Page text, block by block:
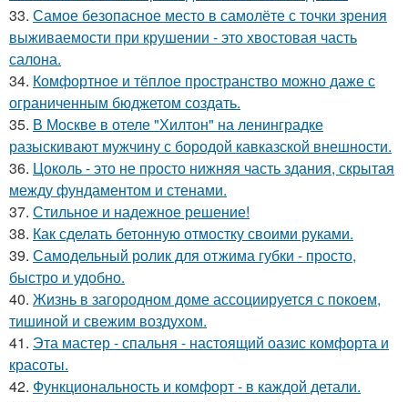
33. Самое безопасное место в самолёте с точки зрения
выживаемости при крушении - это хвостовая часть
салона.
34. Комфортное и тёплое пространство можно даже с
ограниченным бюджетом создать.
35. В Москве в отеле "Хилтон" на ленинградке
разыскивают мужчину с бородой кавказской внешности.
36. Цоколь - это не просто нижняя часть здания, скрытая
между фундаментом и стенами.
37. Стильное и надежное решение!
38. Как сделать бетонную отмостку своими руками.
39. Самодельный ролик для отжима губки - просто,
быстро и удобно.
40. Жизнь в загородном доме ассоциируется с покоем,
тишиной и свежим воздухом.
41. Эта мастер - спальня - настоящий оазис комфорта и
красоты.
42. Функциональность и комфорт - в каждой детали.